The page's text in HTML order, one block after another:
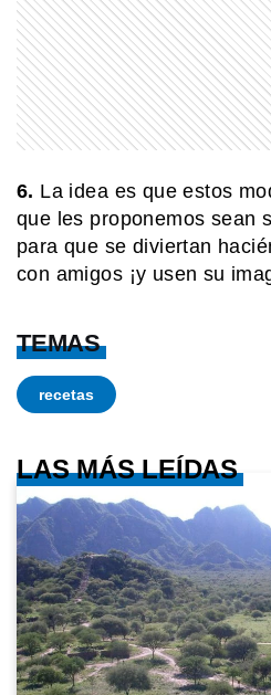
6. La idea es que estos
que les proponemos sean
para que se diviertan
con amigos ¡y usen su
TEMAS
recetas
LAS MÁS LEÍDAS
que une
naturaleza
PERSONAS
¿Quién fue
es el santo
MI PAIS
que creó
Malvinas
MI PAIS
Shincal de
ciudad
sigue
SABER MAS
¿Qué
ponen